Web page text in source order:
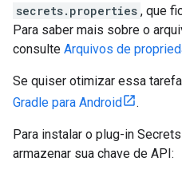
secrets.properties , que
Para saber mais sobre o
consulte Arquivos de
Se quiser otimizar essa
Gradle para Android
.
Para instalar o plug-in
armazenar sua chave de API: